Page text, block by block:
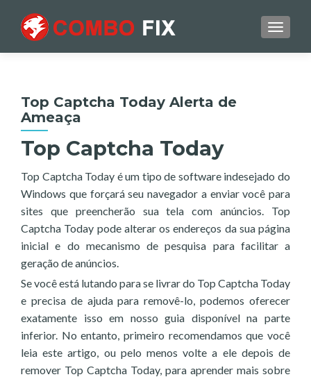
Top Captcha Today Alerta de
Ameaça
Top Captcha Today
Top Captcha Today é um tipo de software indesejado do
Windows que forçará seu navegador a enviar você para
sites que preencherão sua tela com anúncios. Top
Captcha Today pode alterar os endereços da sua página
inicial e do mecanismo de pesquisa para facilitar a
geração de anúncios.
Se você está lutando para se livrar do Top Captcha Today
e precisa de ajuda para removê-lo, podemos oferecer
exatamente isso em nosso guia disponível na parte
inferior. No entanto, primeiro recomendamos que você
leia este artigo, ou pelo menos volte a ele depois de
remover Top Captcha Today, para aprender mais sobre